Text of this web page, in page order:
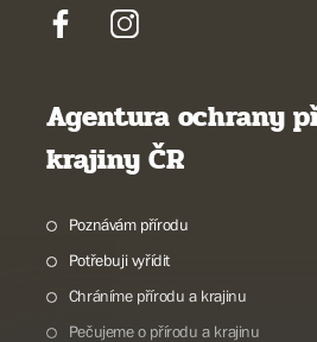
Agentura ochrany
krajiny ČR
Poznávám přírodu
Potřebuji vyřídit
Chráníme přírodu a krajinu
Pečujeme o přírodu a krajinu